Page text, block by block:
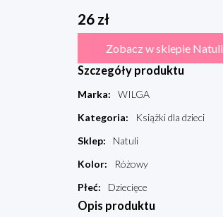
26zł
Zobacz w sklepie Natuli
Szczegóły produktu
Marka:
WILGA
Kategoria:
Książki dla dzieci
Sklep:
Natuli
Kolor:
Różowy
Płeć: Dziecięce
Opis produktu